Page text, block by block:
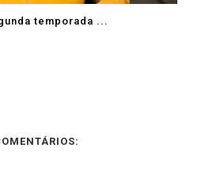
temporada ...